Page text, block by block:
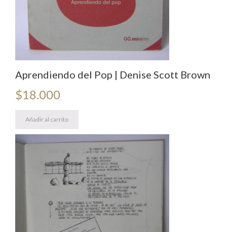
Aprendiendo del Pop | Denise Scott Brown
$18.000
Añadir al carrito